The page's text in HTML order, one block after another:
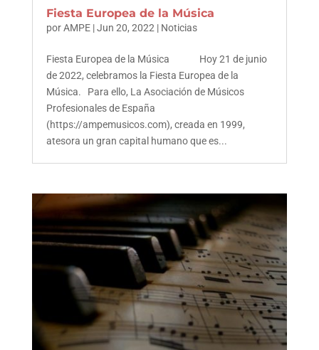
Fiesta Europea de la Música
porAMPE|Jun 20, 2022| Noticias
Fiesta Europea de la Música Hoy 21 de junio
de 2022, celebramos la Fiesta Europea de la
Música. Para ello, La Asociación de Músicos
Profesionales de España
(https://ampemusicos.com), creada en 1999,
atesora un gran capital humano que es...